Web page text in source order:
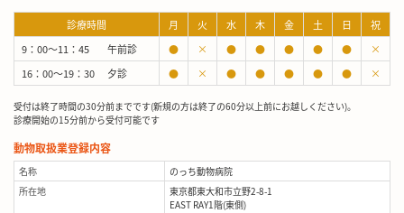
診療時間 月 火 水 木 金 土 日
祝
9：00～11：45
午前診 ● × ● ● ● ● ●
×
16：00～19：30
夕診 ● × ● ● ● ● ● ×
受付は終了時間の30分前までです(新規の方は終了の60分以上前にお越しください)。
診療開始の15分前から受付可能です
動物取扱業登録内容
名称
のっち動物病院
所在地
東京都東大和市立野2-8-1
EAST RAY1階(東側)